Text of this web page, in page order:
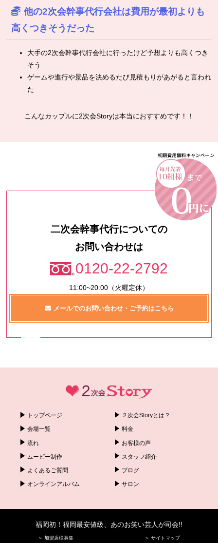
他の2次会幹事代行会社は費用が最初よりも
高くつきそうだった
大手の2次会幹事代行会社に行ったけど予想よりも高くつき
そう
ゲームや進行や景品を決めるたび見積もりがあがると言われ
た
こんなカップルに2次会Storyは本当におすすめです！！
二次会幹事代行についての
お問い合わせは
0120-22-2792
11:00~20:00（火曜定休）
メールでのお問い合わせ・ご予約はこちら
トップページ ２次会Storyとは？
会場一覧 料金
流れ お客様の声
ムービー制作 スタッフ紹介
よくあるご質問 ブログ
オンラインアルバム サロン
福岡初！福岡最安値級、あのお笑い芸人が司会!!
＞ 加盟店様募集 ＞ サイトマップ